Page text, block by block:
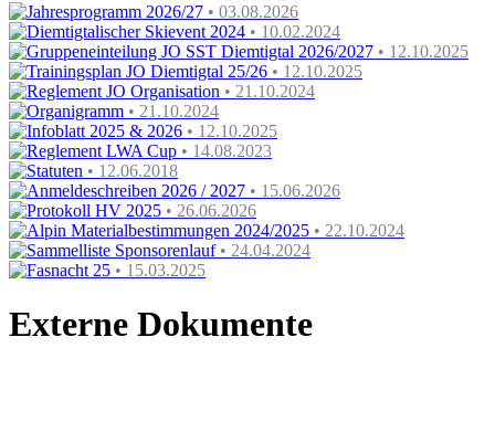
Jahresprogramm 2026/27 • 03.08.2026
Diemtigtalischer Skievent 2024 • 10.02.2024
Gruppeneinteilung JO SST Diemtigtal 2026/2027 • 12.10.2025
Trainingsplan JO Diemtigtal 25/26 • 12.10.2025
Reglement JO Organisation • 21.10.2024
Organigramm • 21.10.2024
Infoblatt 2025 & 2026 • 12.10.2025
Reglement LWA Cup • 14.08.2023
Statuten • 12.06.2018
Anmeldeschreiben 2026 / 2027 • 15.06.2026
Protokoll HV 2025 • 26.06.2026
Alpin Materialbestimmungen 2024/2025 • 22.10.2024
Sammelliste Sponsorenlauf • 24.04.2024
Fasnacht 25 • 15.03.2025
Externe Dokumente